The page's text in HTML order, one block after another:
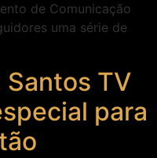
de Comunicação
uma série de
TV
para